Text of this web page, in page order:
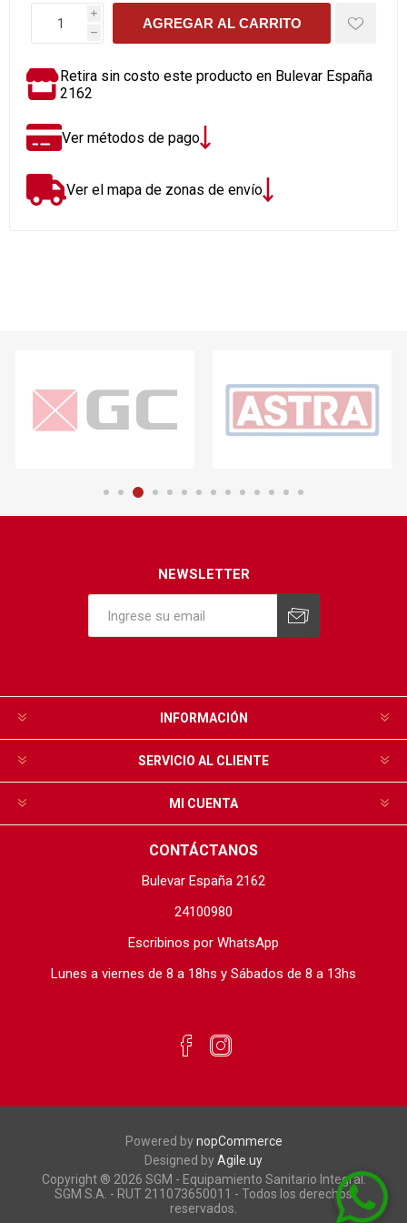
i
h
AGREGAR AL CARRITO
Retira sin costo este producto en Bulevar España
2162
Ver métodos de pago
Ver el mapa de zonas de envío
NEWSLETTER
INFORMACIÓN
SERVICIO AL CLIENTE
MI CUENTA
CONTÁCTANOS
Bulevar España 2162
24100980
Escribinos por WhatsApp
Lunes a viernes de 8 a 18hs y Sábados de 8 a 13hs
Powered bynopCommerce
Designed byAgile.uy
Copyright ® 2026 SGM - Equipamiento Sanitario Integral.
SGM S.A. - RUT 211073650011 - Todos los derechos
reservados.